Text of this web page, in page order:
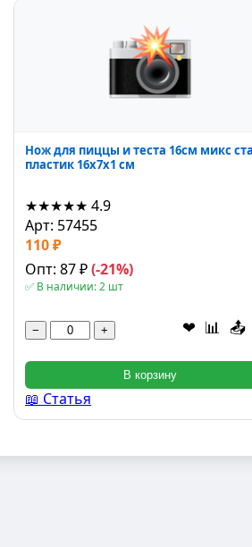
Нож для пиццы и теста 16см микс
пластик 16x7x1 см
★★★★★ 4.9
Арт: 57455
110 ₽
Опт: 87 ₽(-21%)
✅ В наличии: 2 шт
− + ❤ 📊 📤
В корзину
📖 Статья